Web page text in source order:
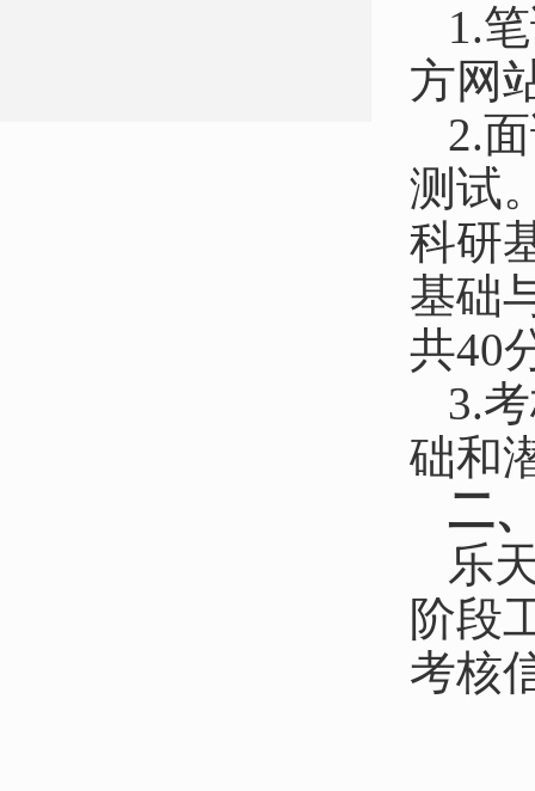
1.
方网
2.
测试
科研
基础
共40
3.
础和
二
乐
阶段
考核